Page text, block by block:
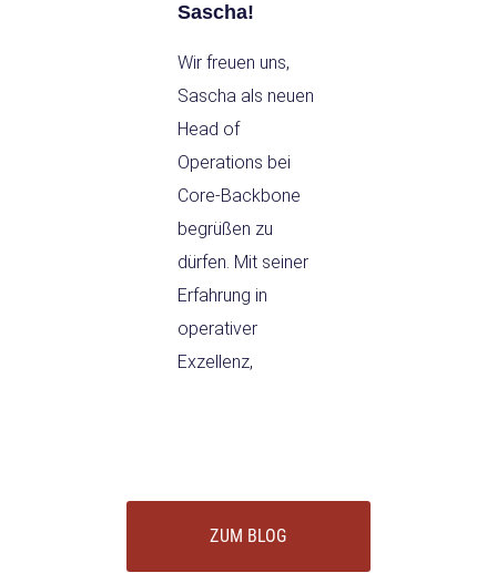
Sascha!
Wir freuen uns,
Sascha als neuen
Head of
Operations bei
Core-Backbone
begrüßen zu
dürfen. Mit seiner
Erfahrung in
operativer
Exzellenz,
ZUM BLOG